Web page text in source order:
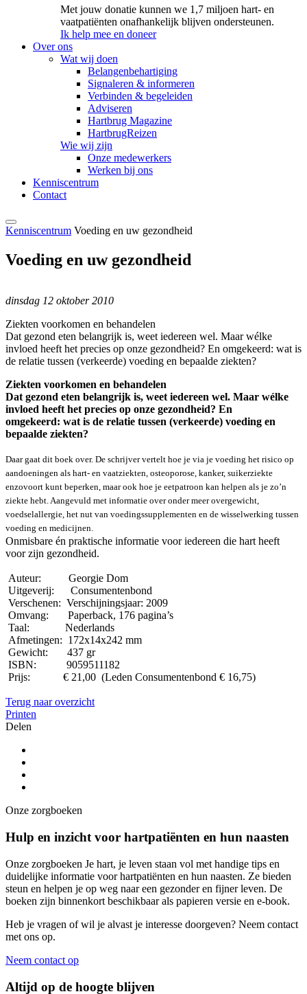
Met jouw donatie kunnen we 1,7 miljoen hart- en
vaatpatiënten onafhankelijk blijven ondersteunen.
Ik help mee en doneer
Over ons
Wat wij doen
Belangenbehartiging
Signaleren & informeren
Verbinden & begeleiden
Adviseren
Hartbrug Magazine
HartbrugReizen
Wie wij zijn
Onze medewerkers
Werken bij ons
Kenniscentrum
Contact
Kenniscentrum Voeding en uw gezondheid
Voeding en uw gezondheid
dinsdag 12 oktober 2010
Ziekten voorkomen en behandelen
Dat gezond eten belangrijk is, weet iedereen wel. Maar wélke
invloed heeft het precies op onze gezondheid? En omgekeerd: wat is
de relatie tussen (verkeerde) voeding en bepaalde ziekten?
Ziekten voorkomen en behandelen
Dat gezond eten belangrijk is, weet iedereen wel. Maar wélke
invloed heeft het precies op onze gezondheid? En
omgekeerd: wat is de relatie tussen (verkeerde) voeding en
bepaalde ziekten?
Daar gaat dit boek over. De schrijver vertelt hoe je via je voeding het risico op
aandoeningen als hart- en vaatziekten, osteoporose, kanker, suikerziekte
enzovoort kunt beperken, maar ook hoe je eetpatroon kan helpen als je zo’n
ziekte hebt. Aangevuld met informatie over onder meer overgewicht,
voedselallergie, het nut van voedingssupplementen en de wisselwerking tussen
voeding en medicijnen.
Onmisbare én praktische informatie voor iedereen die hart heeft
voor zijn gezondheid.
Auteur: Georgie Dom
Uitgeverij: Consumentenbond
Verschenen: Verschijningsjaar: 2009
Omvang: Paperback, 176 pagina’s
Taal: Nederlands
Afmetingen: 172x14x242 mm
Gewicht: 437 gr
ISBN: 9059511182
Prijs: € 21,00 (Leden Consumentenbond € 16,75)
Terug naar overzicht
Printen
Delen
Onze zorgboeken
Hulp en inzicht voor hartpatiënten en hun naasten
Onze zorgboeken Je hart, je leven staan vol met handige tips en
duidelijke informatie voor hartpatiënten en hun naasten. Ze bieden
steun en helpen je op weg naar een gezonder en fijner leven. De
boeken zijn binnenkort beschikbaar als papieren versie en e-book.
Heb je vragen of wil je alvast je interesse doorgeven? Neem contact
met ons op.
Neem contact op
Altijd op de hoogte blijven